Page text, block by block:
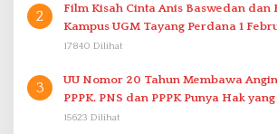
2
Film Kisah Cinta Anis Baswedan dan
Kampus UGM Tayang Perdana 1
17840 Dilihat
3
UU Nomor 20 Tahun Membawa
PPPK. PNS dan PPPK Punya Hak
15623 Dilihat